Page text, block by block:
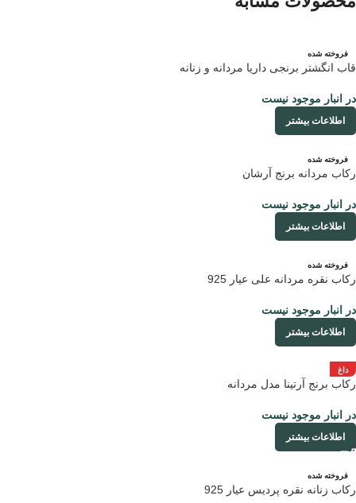
فروخته شده
قاب انگشتر برنجی داریا مردانه و زنانه
در انبار موجود نیست
اطلاعات بیشتر
فروخته شده
رکاب مردانه برنج آرشان
در انبار موجود نیست
اطلاعات بیشتر
فروخته شده
رکاب نقره مردانه علی عیار 925
در انبار موجود نیست
اطلاعات بیشتر
داغ
رکاب برنج آرتینا مدل مردانه
در انبار موجود نیست
اطلاعات بیشتر
فروخته شده
رکاب زنانه نقره پردیس عیار 925